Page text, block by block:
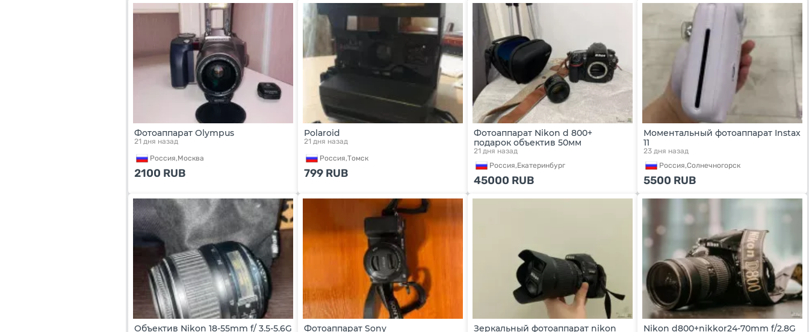
Фотоаппарат Olympus
21 дня назад
Россия,Москва
2100 RUB
Polaroid
21 дня назад
Россия,Томск
799 RUB
Фотоаппарат Nikon d 800+
подарок объектив 50мм
21 дня назад
Россия,Екатеринбург
45000 RUB
Моментальный фотоаппарат Instax
11
23 дня назад
Россия,Солнечногорск
5500 RUB
Объектив Nikon 18-55mm f/ 3.5-5.6G Фотоаппарат Sony Зеркальный фотоаппарат nikon Nikon d800+nikkor24-70mm f/2.8G